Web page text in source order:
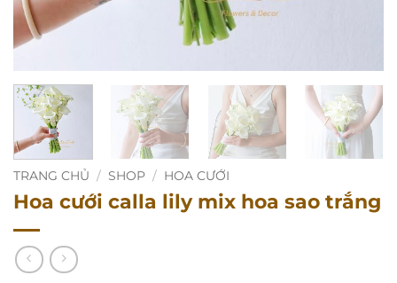
TRANG CHỦ / SHOP / HOA CƯỚI
Hoa cưới calla lily mix hoa sao trắng